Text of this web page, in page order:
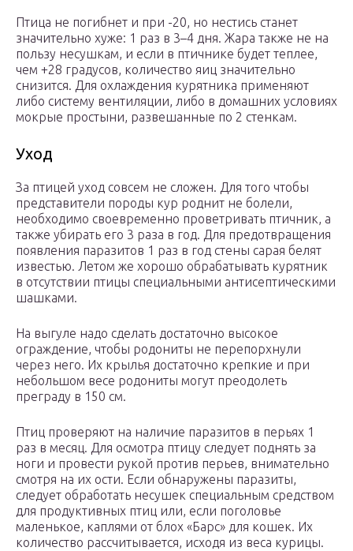
Птица не погибнет и при -20, но нестись станет
значительно хуже: 1 раз в 3–4 дня. Жара также не на
пользу несушкам, и если в птичнике будет теплее,
чем +28 градусов, количество яиц значительно
снизится. Для охлаждения курятника применяют
либо систему вентиляции, либо в домашних условиях
мокрые простыни, развешанные по 2 стенкам.
Уход
За птицей уход совсем не сложен. Для того чтобы
представители породы кур роднит не болели,
необходимо своевременно проветривать птичник, а
также убирать его 3 раза в год. Для предотвращения
появления паразитов 1 раз в год стены сарая белят
известью. Летом же хорошо обрабатывать курятник
в отсутствии птицы специальными антисептическими
шашками.
На выгуле надо сделать достаточно высокое
ограждение, чтобы родониты не перепорхнули
через него. Их крылья достаточно крепкие и при
небольшом весе родониты могут преодолеть
преграду в 150 см.
Птиц проверяют на наличие паразитов в перьях 1
раз в месяц. Для осмотра птицу следует поднять за
ноги и провести рукой против перьев, внимательно
смотря на их ости. Если обнаружены паразиты,
следует обработать несушек специальным средством
для продуктивных птиц или, если поголовье
маленькое, каплями от блох «Барс» для кошек. Их
количество рассчитывается, исходя из веса курицы.